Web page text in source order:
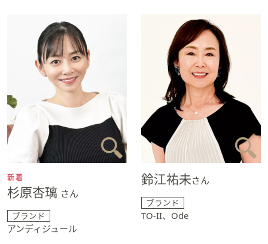
新着
杉原杏璃 さん
ブランド
アンディジュール
鈴江祐未さん
ブランド
TO-II、Ode